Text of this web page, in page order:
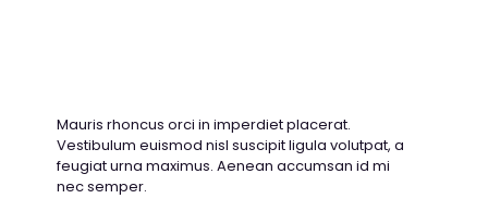
Mauris rhoncus orci in imperdiet placerat.
Vestibulum euismod nisl suscipit ligula volutpat, a
feugiat urna maximus. Aenean accumsan id mi
nec semper.